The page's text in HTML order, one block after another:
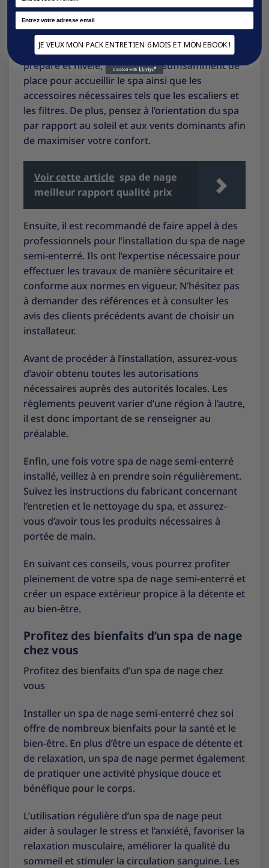
quelques conseils pour vous aider lors de cette
étape cruciale. Tout d’abord, il est essentiel de
choisir l’emplacement idéal pour votre spa de
nage. Assurez-vous que l’espace est bien
préparé et nivelé, et qu’il offre suffisamment de
place pour accueillir le spa ainsi que les
accessoires nécessaires tels que les escaliers et
les filtres. De plus, pensez à l’orientation du spa
par rapport au soleil et aux vents dominants afin
de maximiser votre confort.
Voir cette article spa de nage
meilleur rapport qualité prix
Ensuite, il est recommandé de faire appel à des
professionnels pour l’installation du spa de nage
semi-enterré. Ils ont l’expertise nécessaire pour
effectuer les travaux de manière sécuritaire et
conforme aux normes en vigueur. N’hésitez pas
à demander des références et à consulter les
avis des clients précédents avant de choisir un
installateur.
Avant de procéder à l’installation, assurez-vous
d’avoir obtenu toutes les autorisations
nécessaires auprès des autorités locales. Les
règlements peuvent varier d’une région à l’autre,
il est donc important de se renseigner au
préalable.
Enfin, une fois votre spa de nage semi-enterré
installé, veillez à en prendre soin régulièrement.
Suivez les instructions du fabricant concernant
l’entretien et le nettoyage du spa, et assurez-
vous d’avoir tous les produits nécessaires à
portée de main.
En suivant ces conseils, vous pourrez profiter
pleinement de votre spa de nage semi-enterré et
créer un espace extérieur propice à la détente et
au bien-être.
Profitez des bienfaits d’un spa de nage
chez vous
Profitez des bienfaits d’un spa de nage chez
vous
Installer un spa de nage semi-enterré chez soi
offre de nombreux bienfaits pour la santé et le
bien-être. En plus d’être un espace de détente et
de relaxation, un spa de nage permet également
de pratiquer une activité physique douce et
bénéfique pour le corps.
L’utilisation régulière d’un spa de nage peut
aider à soulager le stress et l’anxiété, favoriser la
relaxation musculaire, améliorer la qualité du
sommeil et stimuler la circulation sanguine. Les
Email
JE VEUX MON PACK ENTRETIEN 6 MOIS ET MON EBOOK !